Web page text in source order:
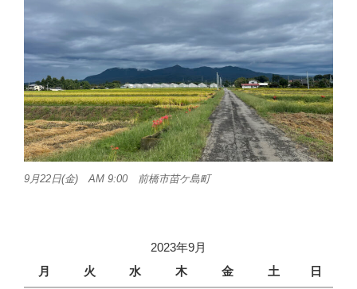
9月22日(金) AM 9:00 前橋市苗ケ島町
2023年9月
月
火 水 木 金 土 日